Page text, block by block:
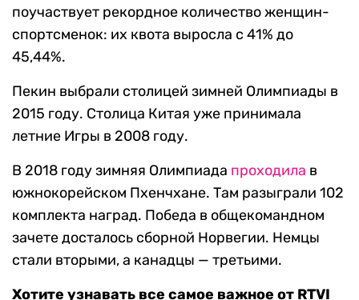
поучаствует рекордное количество женщин-
спортсменок: их квота выросла с 41% до
45,44%.
Пекин выбрали столицей зимней Олимпиады в
2015 году. Столица Китая уже принимала
летние Игры в 2008 году.
В 2018 году зимняя Олимпиада проходила в
южнокорейском Пхенчхане. Там разыграли 102
комплекта наград. Победа в общекомандном
зачете досталось сборной Норвегии. Немцы
стали вторыми, а канадцы — третьими.
Хотите узнавать все самое важное от RTVI